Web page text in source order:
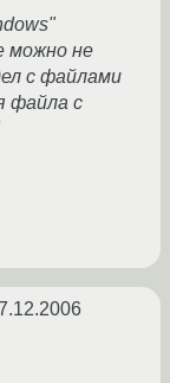
можно не
с файлами
файла с